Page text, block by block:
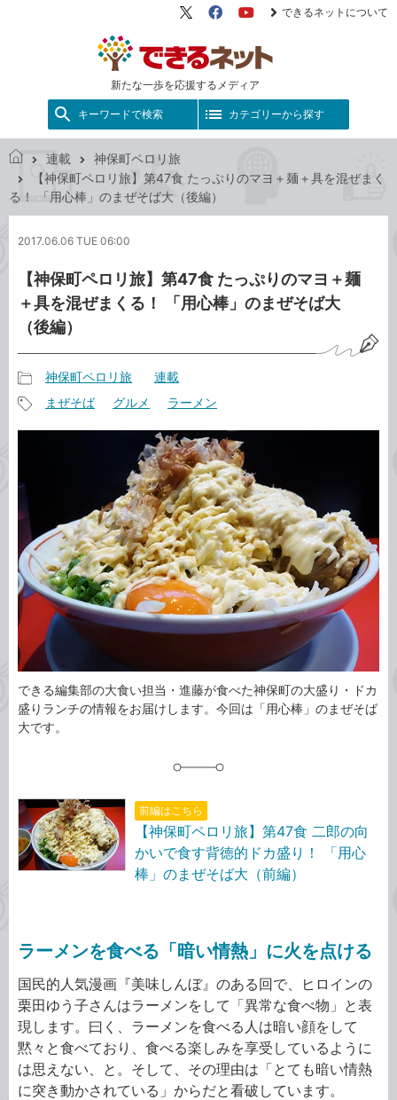
新たな一歩を応援するメディア
X（旧
FacebookYouTube
できるネットについて
キーワードで検索 カテゴリーから探す
き
ッ
連載
神保町ペロリ旅
【神保町ペロリ旅】第47食 たっぷりのマヨ＋麺＋具を混ぜまく
る！ 「用心棒」のまぜそば大（後編）
2017.06.06 TUE 06:00
【神保町ペロリ旅】第47食 たっぷりのマヨ＋麺
＋具を混ぜまくる！ 「用心棒」のまぜそば大
（後編）
事
カ
神保町ペロリ旅 連載
まぜそば グルメ ラーメン
できる編集部の大食い担当・進藤が食べた神保町の大盛り・ドカ
盛りランチの情報をお届けします。今回は「用心棒」のまぜそば
大です。
前編はこちら
【神保町ペロリ旅】第47食 二郎の向
かいで食す背徳的ドカ盛り！ 「用心
棒」のまぜそば大（前編）
ラーメンを食べる「暗い情熱」に火を点ける
国民的人気漫画『美味しんぼ』のある回で、ヒロインの
栗田ゆう子さんはラーメンをして「異常な食べ物」と表
現します。曰く、ラーメンを食べる人は暗い顔をして
黙々と食べており、食べる楽しみを享受しているように
は思えない、と。そして、その理由は「とても暗い情熱
に突き動かされている」からだと看破しています。